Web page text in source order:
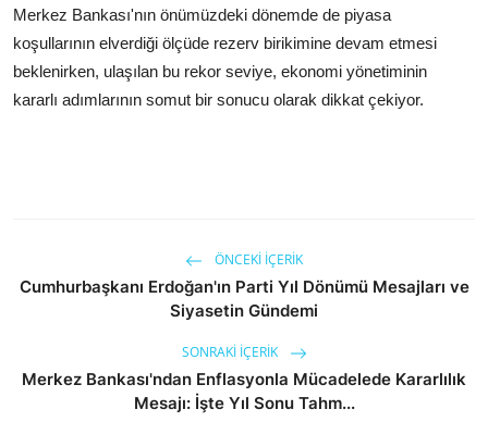
Merkez Bankası'nın önümüzdeki dönemde de piyasa
koşullarının elverdiği ölçüde rezerv birikimine devam etmesi
beklenirken, ulaşılan bu rekor seviye, ekonomi yönetiminin
kararlı adımlarının somut bir sonucu olarak dikkat çekiyor.
ÖNCEKI İÇERIK
Cumhurbaşkanı Erdoğan'ın Parti Yıl Dönümü Mesajları ve
Siyasetin Gündemi
SONRAKI İÇERIK
Merkez Bankası'ndan Enflasyonla Mücadelede Kararlılık
Mesajı: İşte Yıl Sonu Tahm...